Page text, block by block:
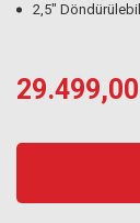
2,5"